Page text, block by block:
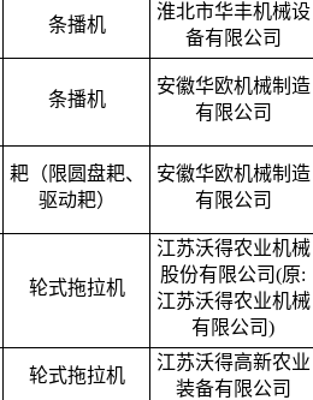
条播机
淮北市华丰机械设
备有限公司
条播机
安徽华欧机械制造
有限公司
耙（限圆盘耙、
驱动耙）
安徽华欧机械制造
有限公司
轮式拖拉机
江苏沃得农业机械
股份有限公司(原:
江苏沃得农业机械
有限公司)
轮式拖拉机
江苏沃得高新农业
装备有限公司